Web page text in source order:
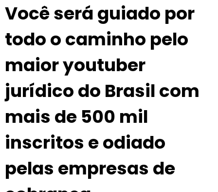
Você será guiado por
todo o caminho pelo
maior youtuber
jurídico do Brasil com
mais de 500 mil
inscritos e odiado
pelas empresas de